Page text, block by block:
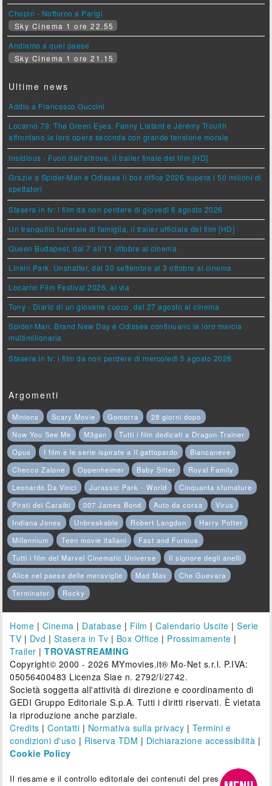
Chopin - Notturno a Parigi
Sky Cinema 1 ore 22.55
Andiamo a quel paese
Sky Cinema 1 ore 21.15
Ultime news
Addio a Francesco Guccini
Locarno 79: The Green Eyes, Fanny Liatard e Jérémy Trouilh
affrontano la loro opera seconda con grande tensione morale
Insidious - Fuori dall'altrove, il trailer finale del film [HD]
Grazie a Spider-Man e Odissea il box office 2026 supera i 50 milioni di
spettatori
Stasera in tv: i film da non perdere di giovedì 6 agosto 2026
Un tranquillo funerale di famiglia, il trailer ufficiale del film [HD]
Queen Budapest, dal 7 all'11 ottobre al cinema
Linkin Park: Unshatter, dal 30 settembre al 3 ottobre al cinema
Locarno Film Festival 2026, al via
Tony - Diario di un giovane cuoco, dal 27 agosto al cinema
Spider-Man: Brand New Day e Odissea continuano la loro marcia
multimilionaria
Stasera in tv: i film da non perdere di mercoledì 5 agosto 2026
Argomenti
Minions Scary Movie Gomorra
28 giorni dopo
Now You See Me
M3gan
Tutti i film dedicati a Dragon Trainer
Opus
I film e le serie ispirate a Il gattopardo
Biancaneve
Checco Zalone
Oppenheimer Baby Sitter
Royal Family
Leonardo Da Vinci
Jurassic Park - World
Cinquanta sfumature
Pirati dei Caraibi
007 James Bond Auto da corsa
Virus
Indiana Jones
Unbreakable Robert Langdon
Harry Potter
Millennium
Teen movie italiani
Fast and Furious
Tutti i film del Marvel Cinematic Universe
Il signore degli anelli
Alice nel paese delle meraviglie
Mad Max
Che Guevara
Terminator
Rocky
Home | Cinema | Database | Film |Calendario Uscite |Serie
TV | Dvd | Stasera in Tv | Box Office | Prossimamente |
Trailer |TROVASTREAMING
Copyright© 2000 - 2026 MYmovies.it® Mo-Net s.r.l. P.IVA:
05056400483 Licenza Siae n. 2792/I/2742.
Società soggetta all'attività di direzione e coordinamento di
GEDI Gruppo Editoriale S.p.A. Tutti i diritti riservati. È vietata
la riproduzione anche parziale.
Credits |Contatti | Normativa sulla privacy | Termini e
condizioni d'uso | Riserva TDM | Dichiarazione accessibilità |
Cookie Policy
Il riesame e il controllo editoriale dei contenuti del presente sito